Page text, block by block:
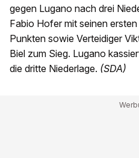
gegen Lugano nach drei
Fabio Hofer mit seinen
Punkten sowie Verteidiger
Biel zum Sieg. Lugano
die dritte Niederlage. (SDA)